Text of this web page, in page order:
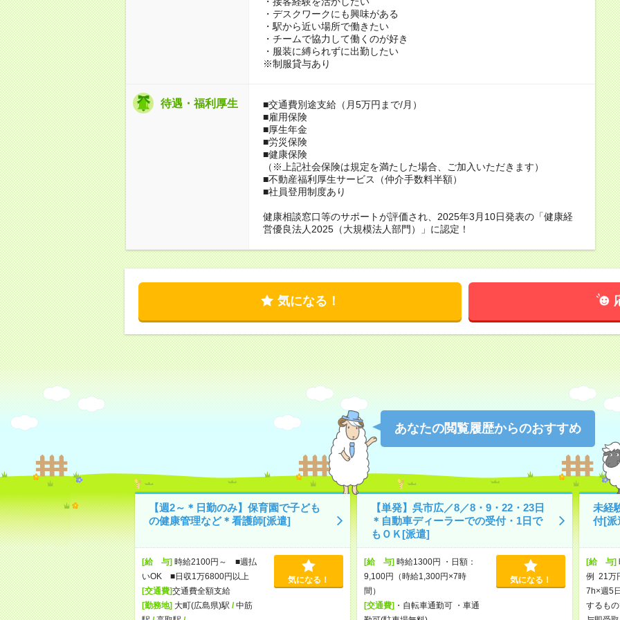
・デスクワークにも興味がある
・駅から近い場所で働きたい
・チームで協力して働くのが好き
・服装に縛られずに出勤したい
※制服貸与あり
待遇・福利厚生
■交通費別途支給（月5万円まで/月）
■雇用保険
■厚生年金
■労災保険
■健康保険
（※上記社会保険は規定を満たした場合、ご加入いただきます）
■不動産福利厚生サービス（仲介手数料半額）
■社員登用制度あり
健康相談窓口等のサポートが評価され、2025年3月10日発表の「健康経
営優良法人2025（大規模法人部門）」に認定！
気になる！
あなたの閲覧履歴からのおすすめ
【週2～＊日勤のみ】保育園で子ども
の健康管理など＊看護師[派遣]
[給 与]時給2100円～ ■週払
いOK ■日収1万6800円以上
[交通費]交通費全額支給
[勤務地]大町(広島県)駅 /中筋
気になる！
【単発】呉市広／8／8・9・22・23日
＊自動車ディーラーでの受付・1日で
もＯＫ[派遣]
[給 与]時給1300円 ・日額：
9,100円（時給1,300円×7時
間）
[交通費]・自転車通勤可 ・車通
気になる！
未経
付[派
[給 与]
例 21万
7h×週5
するも